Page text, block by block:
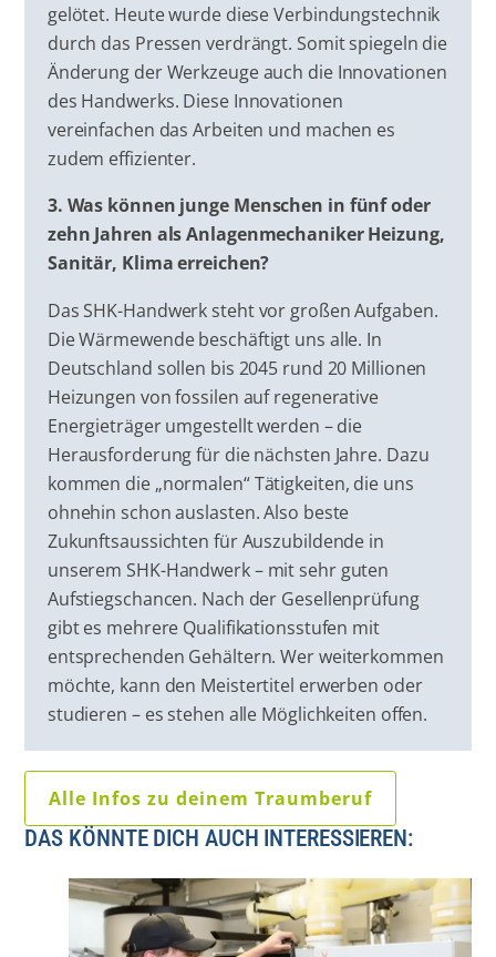
gelötet. Heute wurde diese Verbindungstechnik
durch das Pressen verdrängt. Somit spiegeln die
Änderung der Werkzeuge auch die Innovationen
des Handwerks. Diese Innovationen
vereinfachen das Arbeiten und machen es
zudem effizienter.
3. Was können junge Menschen in fünf oder
zehn Jahren als Anlagenmechaniker Heizung,
Sanitär, Klima erreichen?
Das SHK-Handwerk steht vor großen Aufgaben.
Die Wärmewende beschäftigt uns alle. In
Deutschland sollen bis 2045 rund 20 Millionen
Heizungen von fossilen auf regenerative
Energieträger umgestellt werden – die
Herausforderung für die nächsten Jahre. Dazu
kommen die „normalen“ Tätigkeiten, die uns
ohnehin schon auslasten. Also beste
Zukunftsaussichten für Auszubildende in
unserem SHK-Handwerk – mit sehr guten
Aufstiegschancen. Nach der Gesellenprüfung
gibt es mehrere Qualifikationsstufen mit
entsprechenden Gehältern. Wer weiterkommen
möchte, kann den Meistertitel erwerben oder
studieren – es stehen alle Möglichkeiten offen.
Alle Infos zu deinem Traumberuf
DAS KÖNNTE DICH AUCH INTERESSIEREN: